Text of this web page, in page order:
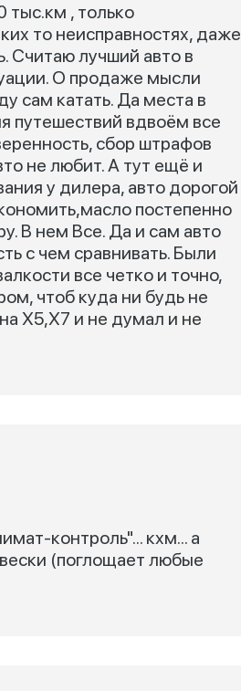
тыс.км , только
то неисправностях, даже
Считаю лучший авто в
О продаже мысли
сам катать. Да места в
путешествий вдвоём все
сбор штрафов
не любит. А тут ещё и
у дилера, авто дорогой
постепенно
В нем Все. Да и сам авто
с чем сравнивать. Были
все четко и точно,
чтоб куда ни будь не
Х5,Х7 и не думал и не
контроль"... кхм... а
(поглощает любые